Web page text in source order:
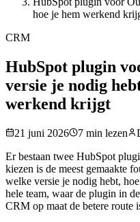
hoe je hem werkend
CRM
HubSpot plugin
versie je nodig
werkend krijgt
21 juni 2026 7 min lezen
Er bestaan twee HubSpot
kiezen is de meest gemaakte
welke versie je nodig hebt,
hele team, waar de plugin in
CRM op maat de betere route